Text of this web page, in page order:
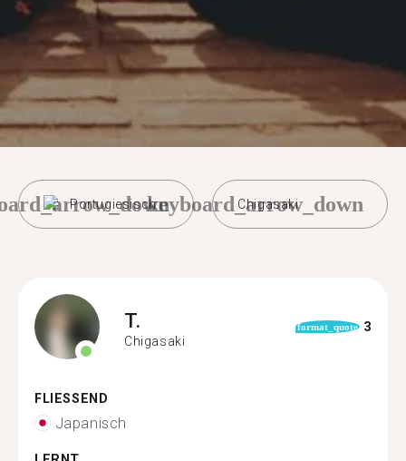
Portugiesisch Chigasaki
keyboard_arrow_down
T.
Chigasaki
format_quote 3
FLIESSEND
Japanisch